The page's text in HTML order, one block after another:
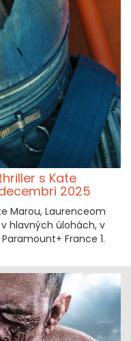
s Kate
2025
Marou, Laurenceom
hlavných úlohách, v
France 1.